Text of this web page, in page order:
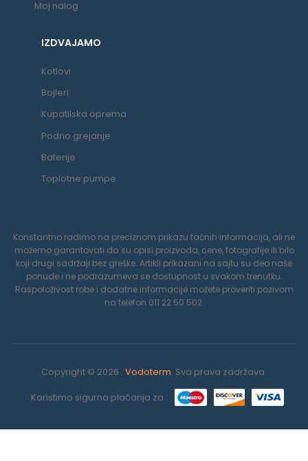
Moj nalog
IZDVAJAMO
Kotlovi
Bojleri
Kupatilska oprema
Podno grejanje
Baterije
Toplotne pumpe
Konstantno radimo na preciznom prikazu tačnih informacija, ali ne
možemo garantovati da su opisi proizvoda, cene, fotografije ili bilo
koji drugi sadržaji bez greške. Artikli prikazani na sajtu su deo naše
ponude i ne podrazumeva se dostupnost u svakom trenutku.
Raspoloživost robe i dodatne informacije možete proveriti pozivom
na telefon 011 22 50 502.
Copyright © 2026 . Vodoterm. Sva prava zadržava.
Koristimo sigurna plaćanja za :